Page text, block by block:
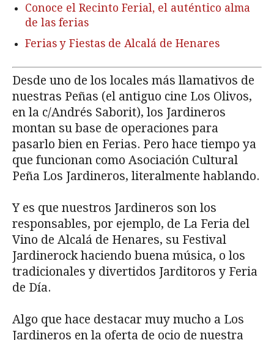
Conoce el Recinto Ferial, el auténtico alma
de las ferias
Ferias y Fiestas de Alcalá de Henares
Desde uno de los locales más llamativos de
nuestras Peñas (el antiguo cine Los Olivos,
en la c/Andrés Saborit), los Jardineros
montan su base de operaciones para
pasarlo bien en Ferias. Pero hace tiempo ya
que funcionan como Asociación Cultural
Peña Los Jardineros, literalmente hablando.
Y es que nuestros Jardineros son los
responsables, por ejemplo, de La Feria del
Vino de Alcalá de Henares, su Festival
Jardinerock haciendo buena música, o los
tradicionales y divertidos Jarditoros y Feria
de Día.
Algo que hace destacar muy mucho a Los
Jardineros en la oferta de ocio de nuestra